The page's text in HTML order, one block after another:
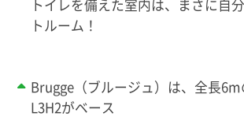
トイレを備えた室内は、まさに自
トルーム！
Brugge（ブルージュ）は、全長6m
L3H2がベース